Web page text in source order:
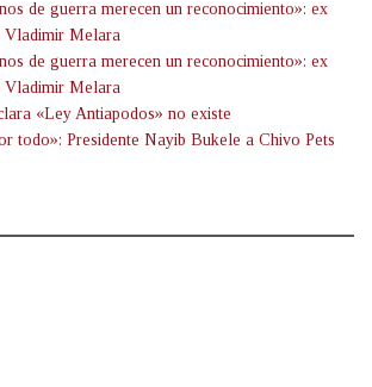
de guerra merecen un reconocimiento»: ex
Vladimir Melara
de guerra merecen un reconocimiento»: ex
Vladimir Melara
«Ley Antiapodos» no existe
todo»: Presidente Nayib Bukele a Chivo Pets